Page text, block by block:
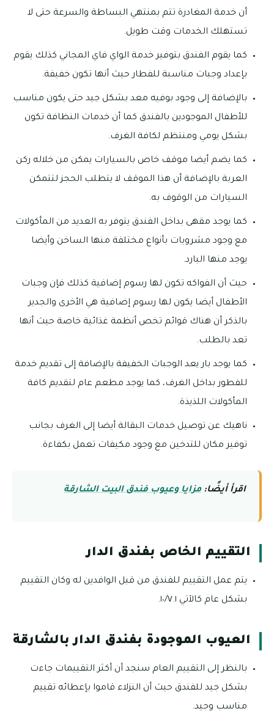
أن خدمة المغادرة تتم بمنتهي البساطة والسرعة حتى لا
تستهلك الخدمات وقت طويل.
كما يقوم الفندق بتوفير خدمة الواي فاي المجاني كذلك يقوم
بإعداد وجبات مناسبة للفطار حيث أنها تكون خفيفة.
بالإضافة إلى وجود بوفيه معد بشكل جيد حتى يكون مناسب
للأطفال الموجودين بالفندق كما أن خدمات النظافة تكون
بشكل يومي ومنتظم لكافة الغرف.
كما يضم أيضا موقف خاص بالسيارات يمكن من خلاله ركن
العربة بالإضافة أن هذا الموقف لا يتطلب الحجز لتتمكن
السيارات من الوقوف به.
كما يوجد مقهى بداخل الفندق يتوفر به العديد من المأكولات
مع وجود مشروبات بأنواع مختلفة منها الساخن وأيضا
يوجد منها البارد.
حيث أن الفواكه تكون لها رسوم إضافية كذلك فإن وجبات
الأطفال أيضا يكون لها رسوم إضافية هي الأخرى والجدير
بالذكر أن هناك قوائم تخص أنظمة غذائية خاصة حيث أنها
تعد بالطلب.
كما يوجد بار يعد الوجبات الخفيفة بالإضافة إلى تقديم خدمة
للفطور بداخل الغرف، كما يوجد مطعم عام لتقديم كافة
المأكولات اللذيذة.
ناهيك عن توصيل خدمات البقالة أيضا إلى الغرف بجانب
توفير مكان للتدخين مع وجود مكيفات تعمل بكفاءة.
اقرأ أيضًا:مزايا وعيوب فندق البيت الشارقة
التقييم الخاص بفندق الدار
يتم عمل التقييم للفندق من قبل الوافدين له وكان التقييم
بشكل عام كالآتي ١٠/٧.١.
العيوب الموجودة بفندق الدار بالشارقة
بالنظر إلى التقييم العام سنجد أن أكثر التقييمات جاءت
بشكل جيد للفندق حيث أن النزلاء قاموا بإعطائه تقييم
مناسب وجيد.